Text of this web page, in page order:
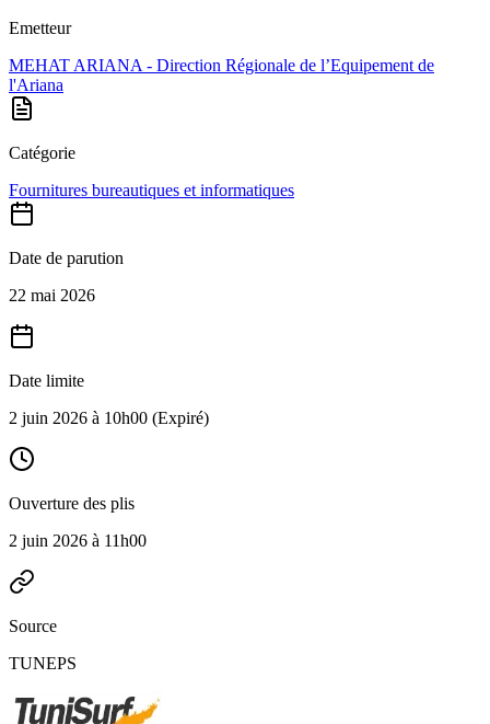
Emetteur
MEHAT ARIANA - Direction Régionale de l’Equipement de
l'Ariana
Catégorie
Fournitures bureautiques et informatiques
Date de parution
22 mai 2026
Date limite
2 juin 2026 à 10h00 (Expiré)
Ouverture des plis
2 juin 2026 à 11h00
Source
TUNEPS